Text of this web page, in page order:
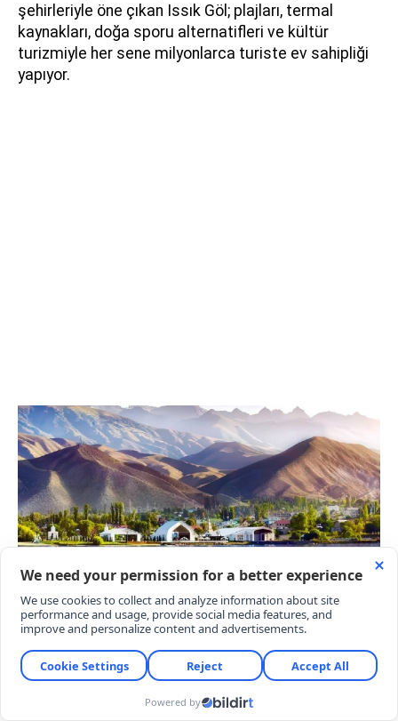
şehirleriyle öne çıkan Issık Göl; plajları, termal
kaynakları, doğa sporu alternatifleri ve kültür
turizmiyle her sene milyonlarca turiste ev sahipliği
yapıyor.
Kırgızistan ekonomisi ve istihdamının ana
direklerinden olan göl çevresi, devletin yürüttüğü
yeni altyapı ve konaklama projeleri ile 4 mevsim
hizmette olan uluslararası bir cazibe merkezi